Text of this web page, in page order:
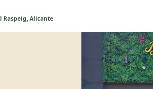
Raspeig, Alicante